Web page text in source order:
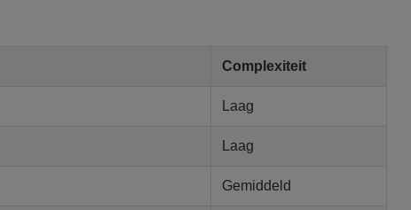
Complexiteit
Laag
Laag
Gemiddeld